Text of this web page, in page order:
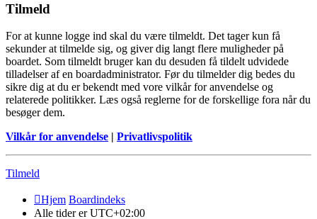
Tilmeld
For at kunne logge ind skal du være tilmeldt. Det tager kun få
sekunder at tilmelde sig, og giver dig langt flere muligheder på
boardet. Som tilmeldt bruger kan du desuden få tildelt udvidede
tilladelser af en boardadministrator. Før du tilmelder dig bedes du
sikre dig at du er bekendt med vore vilkår for anvendelse og
relaterede politikker. Læs også reglerne for de forskellige fora når du
besøger dem.
Vilkår for anvendelse | Privatlivspolitik
Tilmeld
Hjem Boardindeks
Alle tider erUTC+02:00